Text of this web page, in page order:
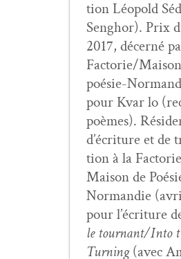
tion Léopold
Sen­g­hor). Prix
2017, décerné
Factorie/
poésie-
pour Kvar lo
poèmes).
d’écriture et de
tion à la
Mai­son de
Nor­mandie
pour l’écriture
le tournant/Into
Turn­ing(avec